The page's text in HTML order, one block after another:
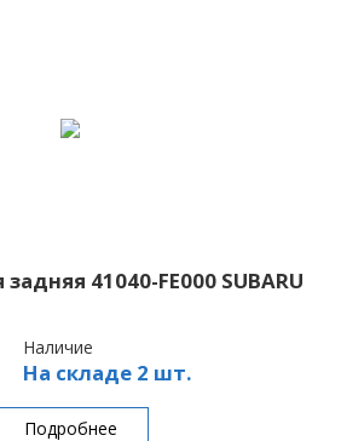
41040-FE000 SUBARU
Наличие
На складе 2 шт.
Подробнее